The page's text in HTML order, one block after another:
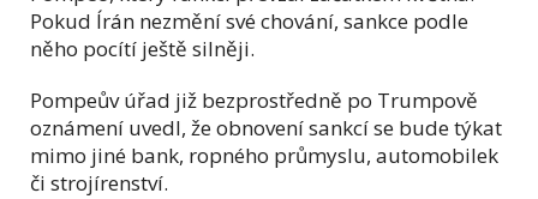
Pokud Írán nezmění své chování, sankce podle
něho pocítí ještě silněji.
Pompeův úřad již bezprostředně po Trumpově
oznámení uvedl, že obnovení sankcí se bude týkat
mimo jiné bank, ropného průmyslu, automobilek
či strojírenství.